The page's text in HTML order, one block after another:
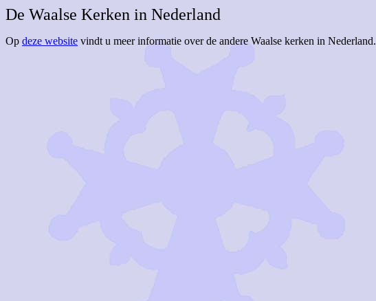
De Waalse Kerken in Nederland
Op deze website vindt u meer informatie over de andere Waalse kerken in Nederland.